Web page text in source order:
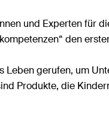
und Experten für
den
Leben gerufen, um
Produkte, die